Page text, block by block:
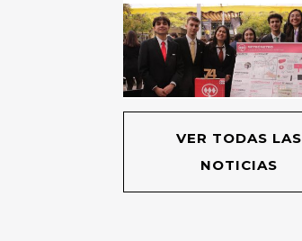
VER TODAS LAS
NOTICIAS